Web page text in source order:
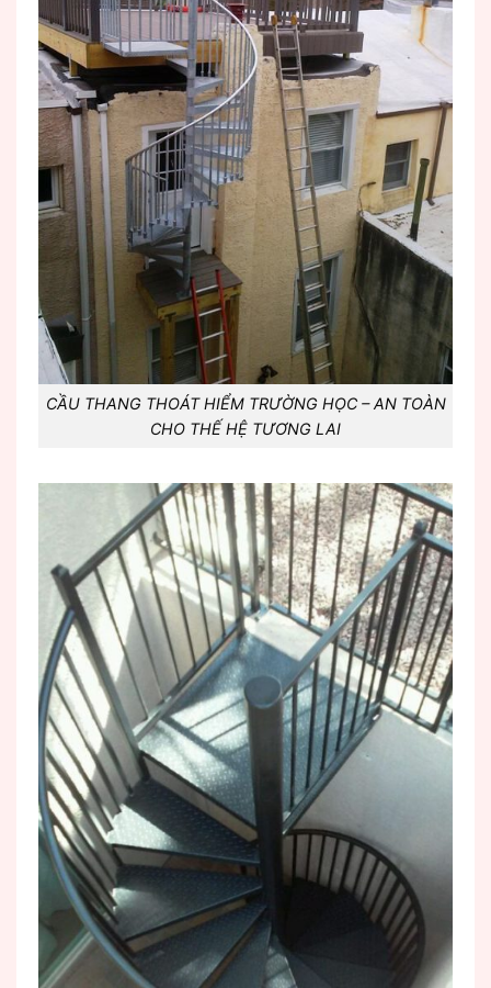
CẦU THANG THOÁT HIỂM TRƯỜNG HỌC – AN TOÀN
CHO THẾ HỆ TƯƠNG LAI